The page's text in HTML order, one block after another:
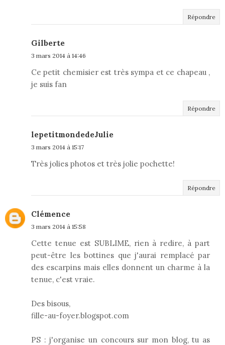
Répondre
Gilberte
3 mars 2014 à 14:46
Ce petit chemisier est très sympa et ce chapeau ,
je suis fan
Répondre
lepetitmondedeJulie
3 mars 2014 à 15:17
Très jolies photos et très jolie pochette!
Répondre
Clémence
3 mars 2014 à 15:58
Cette tenue est SUBLIME, rien à redire, à part
peut-être les bottines que j'aurai remplacé par
des escarpins mais elles donnent un charme à la
tenue, c'est vraie.
Des bisous,
fille-au-foyer.blogspot.com
PS : j'organise un concours sur mon blog, tu as